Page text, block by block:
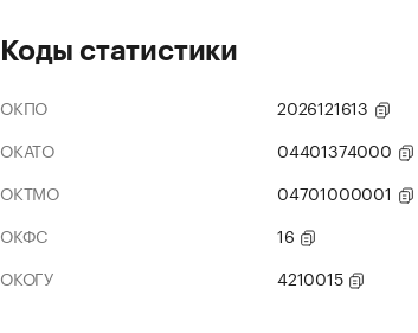
Коды статистики
ОКПО
2026121613
ОКАТО
04401374000
ОКТМО
04701000001
ОКФС
16
ОКОГУ
4210015